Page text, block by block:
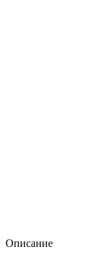
Описание